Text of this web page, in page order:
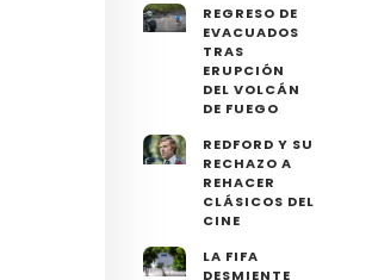
REGRESO DE
EVACUADOS
TRAS
ERUPCIÓN
DEL VOLCÁN
DE FUEGO
REDFORD Y SU
RECHAZO A
REHACER
CLÁSICOS DEL
CINE
LA FIFA
DESMIENTE